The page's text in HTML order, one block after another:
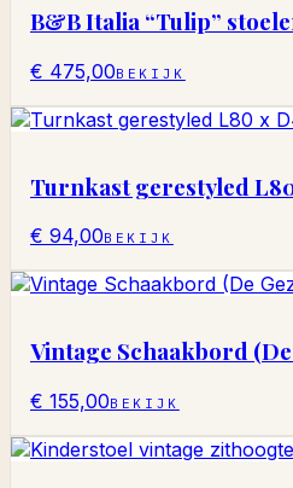
B&B Italia “Tulip”
€ 475,00BEKIJK
Turnkast gerestyled
€ 94,00BEKIJK
Vintage Schaakbord (De
€ 155,00BEKIJK